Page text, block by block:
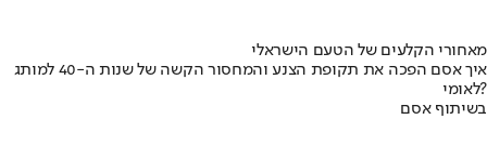
מאחורי הקלעים של הטעם הישראלי
איך אסם הפכה את תקופת הצנע והמחסור הקשה של שנות ה-40 למותג
לאומי?
בשיתוף אסם